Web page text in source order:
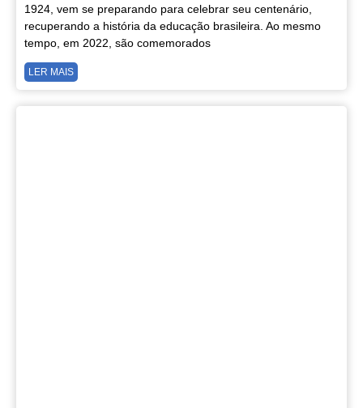
1924, vem se preparando para celebrar seu centenário,
recuperando a história da educação brasileira. Ao mesmo
tempo, em 2022, são comemorados
LER MAIS